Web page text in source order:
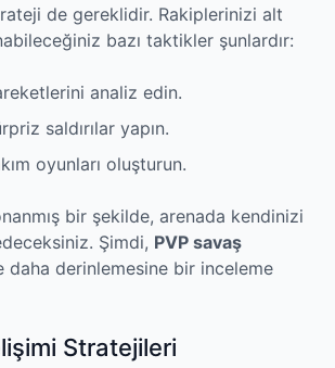
de gereklidir. Rakiplerinizi alt
bazı taktikler şunlardır:
analiz edin.
saldırılar yapın.
oyunları oluşturun.
bir şekilde, arenada kendinizi
Şimdi, PVP savaş
daha derinlemesine bir inceleme
Stratejileri